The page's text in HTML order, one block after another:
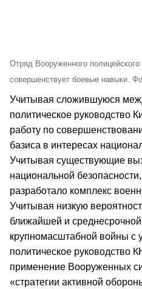
Отряд Вооруженного
совершенствует боевые навыки.
Учитывая сложившуюся
политическое руководство
работу по
базиса в интересах
Учитывая существующие
национальной
разработало комплекс
Учитывая низкую
ближайшей и
крупномасштабной войны с
политическое руководство
применение Вооруженных
«стратегии активной